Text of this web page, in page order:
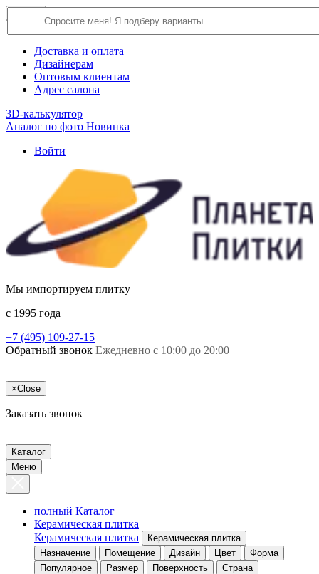
О компании
Доставка и оплата
Дизайнерам
Оптовым клиентам
Адрес салона
3D-калькулятор
Аналог по фото Новинка
Войти
Мы импортируем плитку
c 1995 года
+7 (495) 109-27-15
Обратный звонок Ежедневно с 10:00 до 20:00
×Close
Заказать звонок
Каталог
Меню
полный Каталог
Керамическая плитка
Керамическая плитка
Керамическая плитка
Назначение
Помещение Дизайн Цвет
Форма
Популярное
Размер Поверхность Страна